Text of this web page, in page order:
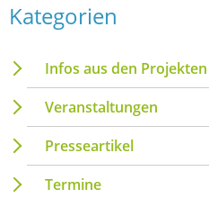
Kategorien
Infos aus den Projekten
Veranstaltungen
Presseartikel
Termine